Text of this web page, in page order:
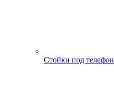
Стойки под телефон